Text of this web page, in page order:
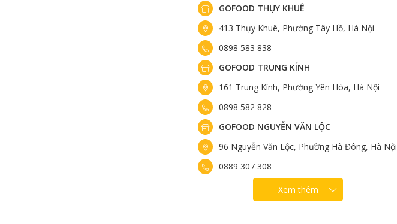
GOFOOD THỤY KHUÊ
413 Thụy Khuê, Phường Tây Hồ, Hà Nội
0898 583 838
GOFOOD TRUNG KÍNH
161 Trung Kính, Phường Yên Hòa, Hà Nội
0898 582 828
GOFOOD NGUYỄN VĂN LỘC
96 Nguyễn Văn Lộc, Phường Hà Đông, Hà Nội
0889 307 308
Xem thêm